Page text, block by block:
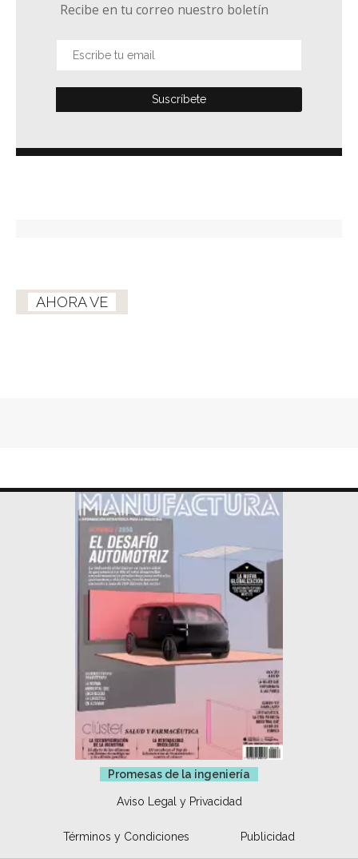
Recibe en tu correo nuestro boletín
AHORA VE
Promesas de la ingeniería
Aviso Legal y Privacidad
Términos y Condiciones Publicidad